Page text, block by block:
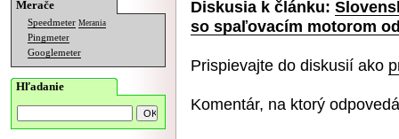
Merače
Speedmeter Merania
Pingmeter
Googlemeter
Hľadanie
Diskusia k článku:
so spaľovacím motorom
Prispievajte do diskusií ako
Komentár, na ktorý